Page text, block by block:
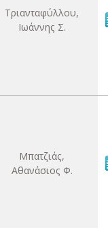
Τριανταφύλλου,
Ιωάννης Σ.
Μπατζιάς,
Αθανάσιος Φ.